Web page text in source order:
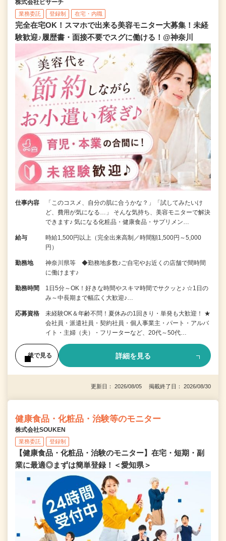
株式会社ビサーチ
業務委託 登録制 在宅・内職
完全在宅OK！スマホで出来る美容モニター大募集！未経
験歓迎♪履歴書・面接不要でスグに働ける！@神奈川
仕事内容
「このコスメ、自分の肌に合うかな？」「試してみたいけ
ど、費用が気になる…」 そんな気持ち、美容モニターで解決
できます♪ 気になる化粧品・健康食品・サプリメン…
給与
時給1,500円以上（完全出来高制／時間額1,500円～5,000
円）
勤務地
神奈川県等 ◆勤務地多数♪ご自宅やお近くの店舗で間時間
に働けます♪
勤務時間
1日5分～OK！好きな時間やスキマ時間でサクッと♪ ☆1日の
み～中長期まで幅広く大歓迎♪…
応募資格
未経験OK＆年齢不問！夏休みの1回きり・単発も大歓迎！ ★
会社員・派遣社員・契約社員・個人事業主・パート・アルバ
イト・主婦（夫）・フリーターなど、20代～50代…
後で見る 詳細を見る
更新日： 2026/08/05 掲載終了日： 2026/08/30
健康食品・化粧品・治験等のモニター
株式会社SOUKEN
業務委託 登録制
【健康食品・化粧品・治験のモニター】在宅・短期・副
業に最適◎まずは簡単登録！＜愛知県＞